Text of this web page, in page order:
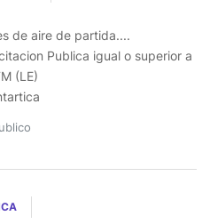
de aire de partida....
Publica igual o superior a
(LE)